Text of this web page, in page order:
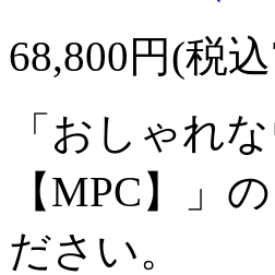
68,800円(税
「おしゃれ
【MPC】」
ださい。